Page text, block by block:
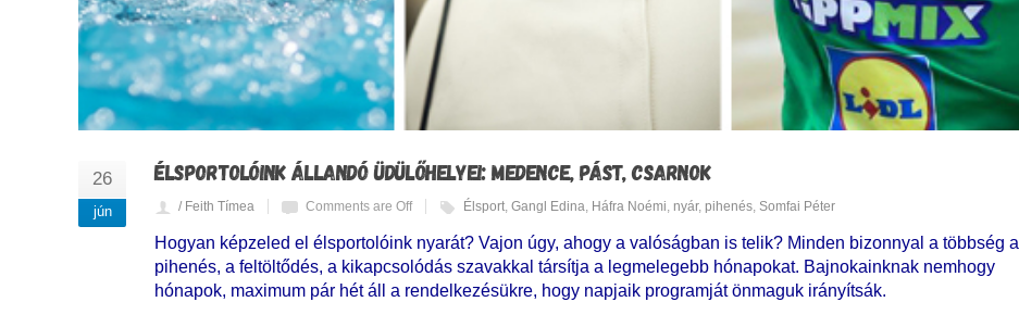
26
jún
ÉLSPORTOLÓINK ÁLLANDÓ ÜDÜLŐHELYEI: MEDENCE, PÁST, CSARNOK
/ Feith Tímea Comments are Off Élsport, Gangl Edina, Háfra Noémi, nyár, pihenés, Somfai Péter
Hogyan képzeled el élsportolóink nyarát? Vajon úgy, ahogy a valóságban is telik? Minden bizonnyal a többség a
pihenés, a feltöltődés, a kikapcsolódás szavakkal társítja a legmelegebb hónapokat. Bajnokainknak nemhogy
hónapok, maximum pár hét áll a rendelkezésükre, hogy napjaik programját önmaguk irányítsák.